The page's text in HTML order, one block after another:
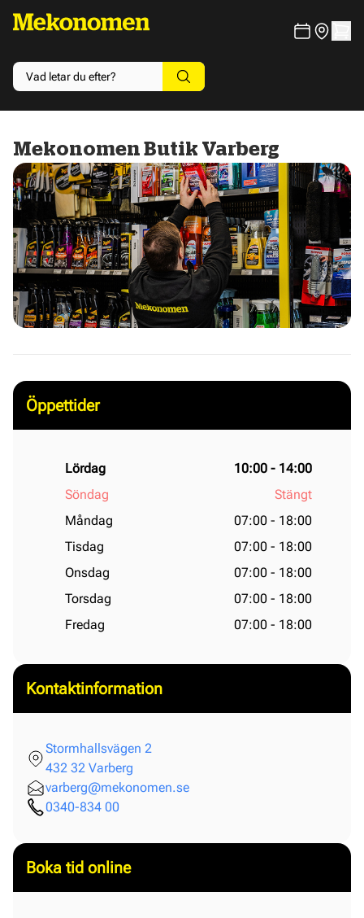
Mekonomen Butik Varberg
Öppettider
Lördag
10:00 - 14:00
Söndag
Stängt
Måndag
07:00 - 18:00
Tisdag
07:00 - 18:00
Onsdag
07:00 - 18:00
Torsdag
07:00 - 18:00
Fredag
07:00 - 18:00
Kontaktinformation
Stormhallsvägen 2
432 32 Varberg
varberg@mekonomen.se
0340-834 00
Boka tid online